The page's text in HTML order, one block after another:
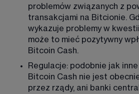
problemów związanych z
transakcjami na Bitcionie.
wykazuje problemy w
może to mieć pozytywny
Bitcoin Cash.
Regulacje: podobnie jak
Bitcoin Cash nie jest
przez rządy, ani banki